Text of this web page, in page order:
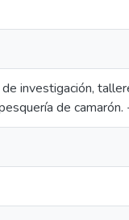
investigación,
de